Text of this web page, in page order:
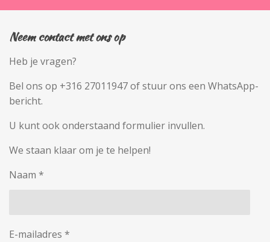
Neem contact met ons op
Heb je vragen?
Bel ons op +316 27011947 of stuur ons een WhatsApp-
bericht.
U kunt ook onderstaand formulier invullen.
We staan klaar om je te helpen!
Naam *
E-mailadres *